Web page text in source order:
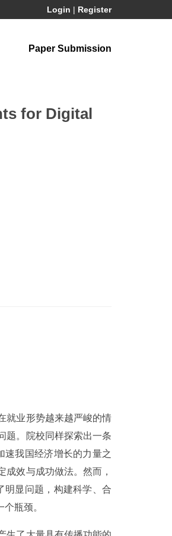
Login | Register
Paper Submission
for Digital
就业形势越来越严峻的情
题。院校同样探索出一条
速我国经济增长的力量之
效与成功做法。然而，
明显问题，构建科学、合
瓶颈。